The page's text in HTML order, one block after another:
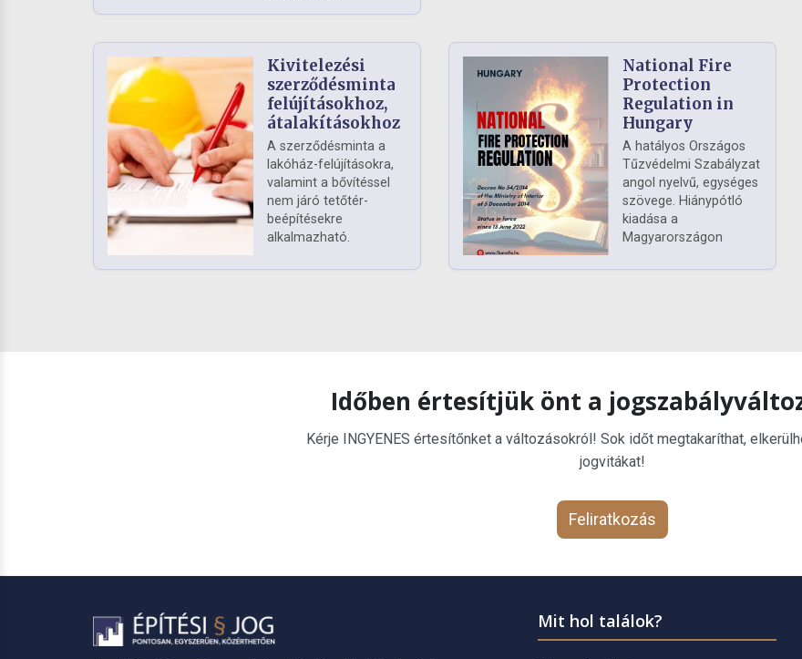
Kivitelezési
szerződésminta
felújításokhoz,
átalakításokhoz
A szerződésminta a
lakóház-felújításokra,
valamint a bővítéssel
nem járó tetőtér-
beépítésekre
alkalmazható.
National Fire
Protection
Regulation in
Hungary
A hatályos Országos
Tűzvédelmi Szabályzat
angol nyelvű, egységes
szövege. Hiánypótló
kiadása a
Magyarországon
Időben értesítjük önt a
Kérje INGYENES értesítőnket a változásokról! Sok időt megtakaríthat,
jogvitákat!
Feliratkozás
Mit hol találok?